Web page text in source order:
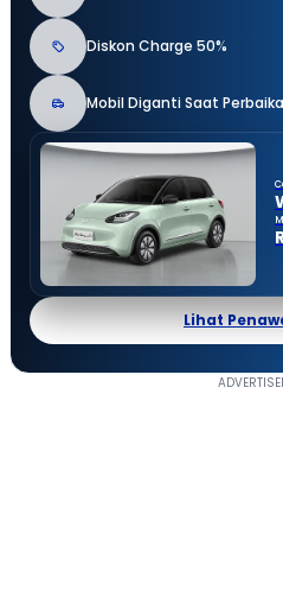
Diskon Charge 50%
Mobil Diganti Saat
Lihat